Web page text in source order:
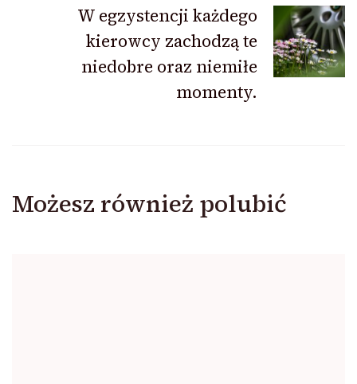
W egzystencji każdego
kierowcy zachodzą te
niedobre oraz niemiłe
momenty.
Możesz również polubić